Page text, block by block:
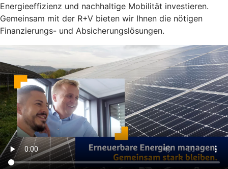
Energieeffizienz und nachhaltige Mobilität investieren.
Gemeinsam mit der R+V bieten wir Ihnen die nötigen
Finanzierungs- und Absicherungslösungen.